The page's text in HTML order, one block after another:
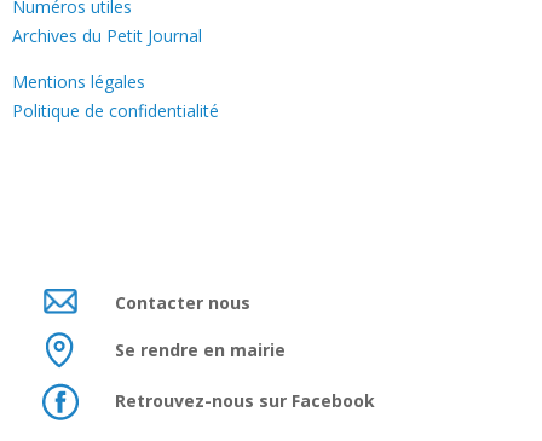
Numéros utiles
Archives du Petit Journal
Mentions légales
Politique de confidentialité
Contacter nous
Se rendre en mairie
Retrouvez-nous sur Facebook